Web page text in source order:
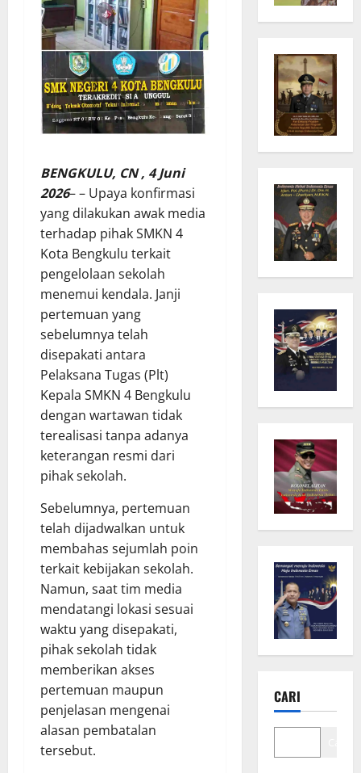
BENGKULU, CN , 4 Juni
2026– – Upaya konfirmasi
yang dilakukan awak media
terhadap pihak SMKN 4
Kota Bengkulu terkait
pengelolaan sekolah
menemui kendala. Janji
pertemuan yang
sebelumnya telah
disepakati antara
Pelaksana Tugas (Plt)
Kepala SMKN 4 Bengkulu
dengan wartawan tidak
terealisasi tanpa adanya
keterangan resmi dari
pihak sekolah.
Sebelumnya, pertemuan
telah dijadwalkan untuk
membahas sejumlah poin
terkait kebijakan sekolah.
Namun, saat tim media
mendatangi lokasi sesuai
waktu yang disepakati,
pihak sekolah tidak
memberikan akses
pertemuan maupun
penjelasan mengenai
alasan pembatalan
tersebut.
CARI